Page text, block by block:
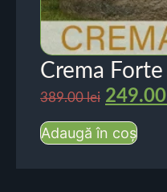
Crema Forte
389.00lei 249.00
Adaugă în coș